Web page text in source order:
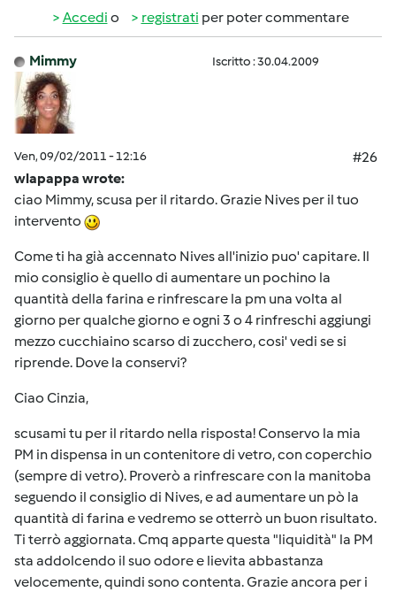
Accedi o registrati per poter commentare
Mimmy Iscritto : 30.04.2009
Ven, 09/02/2011 - 12:16
#26
wlapappa wrote:
ciao Mimmy, scusa per il ritardo. Grazie Nives per il tuo
intervento
Come ti ha già accennato Nives all'inizio puo' capitare. Il
mio consiglio è quello di aumentare un pochino la
quantità della farina e rinfrescare la pm una volta al
giorno per qualche giorno e ogni 3 o 4 rinfreschi aggiungi
mezzo cucchiaino scarso di zucchero, cosi' vedi se si
riprende. Dove la conservi?
Ciao Cinzia,
scusami tu per il ritardo nella risposta! Conservo la mia
PM in dispensa in un contenitore di vetro, con coperchio
(sempre di vetro). Proverò a rinfrescare con la manitoba
seguendo il consiglio di Nives, e ad aumentare un pò la
quantità di farina e vedremo se otterrò un buon risultato.
Ti terrò aggiornata. Cmq apparte questa "liquidità" la PM
sta addolcendo il suo odore e lievita abbastanza
velocemente, quindi sono contenta. Grazie ancora per i